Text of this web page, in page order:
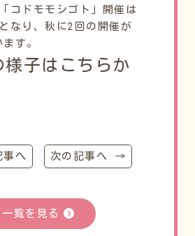
コドモモシゴト」開催は
なり、秋に2回の開催が
す。
子はこちらか
へ 次の記事へ →
一覧を見る